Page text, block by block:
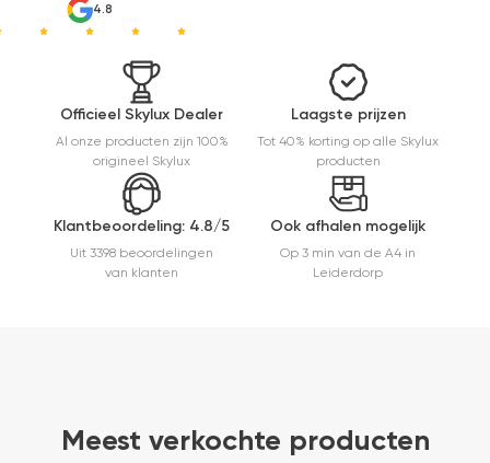
mooie
afwerking
en
eenvoudig
te
monteren.
Een prima
ervaring.
4.8
Officieel Skylux Dealer
Al onze producten zijn 100%
origineel Skylux
Laagste prijzen
Tot 40% korting op alle Skylux
producten
Klantbeoordeling: 4.8/5
Uit 3398 beoordelingen
van klanten
Ook afhalen mogelijk
Op 3 min van de A4 in
Leiderdorp
Meest verkochte producten